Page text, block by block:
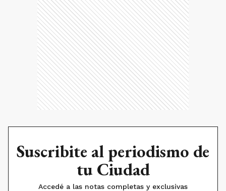
Suscribite al periodismo de
tu Ciudad
Accedé a las notas completas y exclusivas